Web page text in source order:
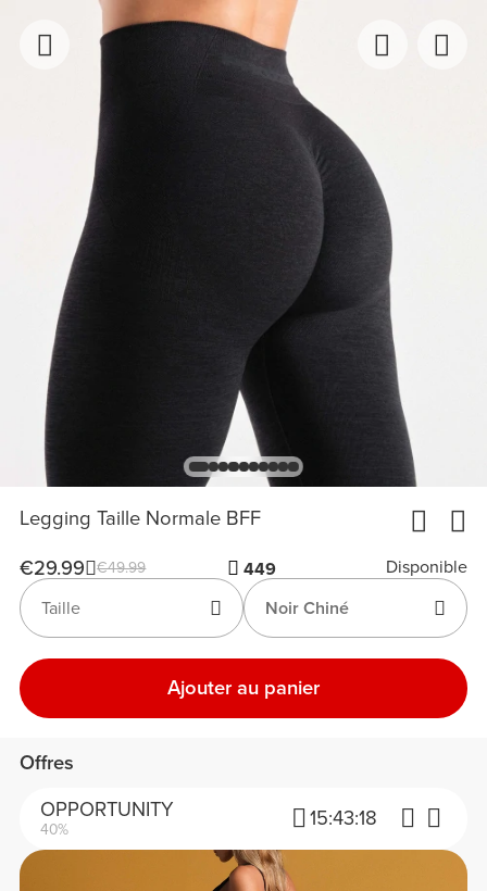
Legging Taille Normale BFF
€29.99 €49.99 449
Disponible
Noir Chiné
Taille
Ajouter au panier
Offres
OPPORTUNITY
40% 15:43:18